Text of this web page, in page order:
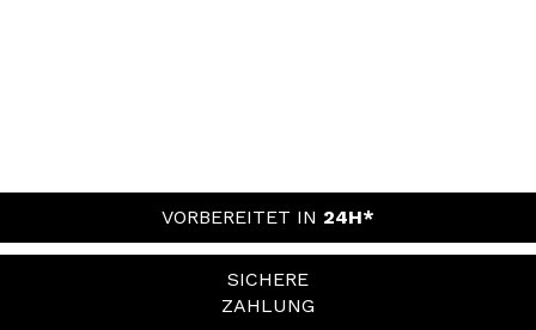
VORBEREITET IN 24H*
SICHERE
ZAHLUNG